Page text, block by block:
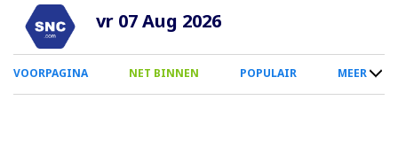
Overslaan
naar
inhoud
vr 07 Aug 2026
0
Smartphone
VOORPAGINA NET BINNEN POPULAIR MEER